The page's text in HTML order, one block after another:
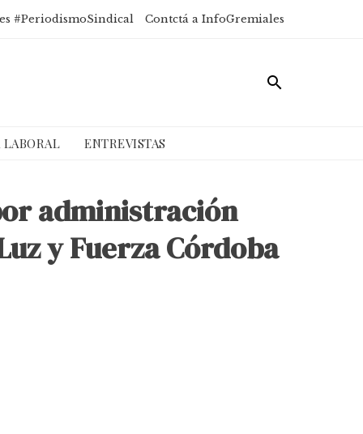
#PeriodismoSindical Contctá a InfoGremiales
LABORAL ENTREVISTAS
administración
y Fuerza Córdoba